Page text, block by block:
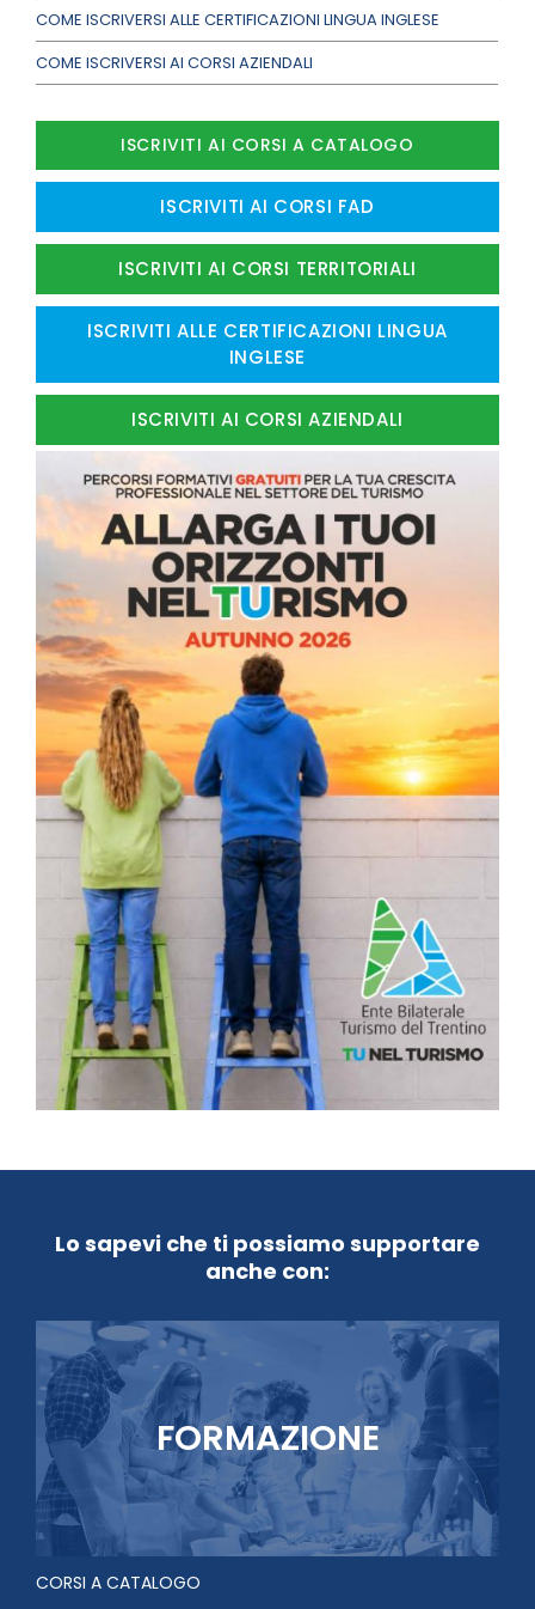
COME ISCRIVERSI ALLE CERTIFICAZIONI LINGUA INGLESE
COME ISCRIVERSI AI CORSI AZIENDALI
ISCRIVITI AI CORSI A CATALOGO
ISCRIVITI AI CORSI FAD
ISCRIVITI AI CORSI TERRITORIALI
ISCRIVITI ALLE CERTIFICAZIONI LINGUA
INGLESE
ISCRIVITI AI CORSI AZIENDALI
Lo sapevi che ti possiamo supportare
anche con:
FORMAZIONE
CORSI A CATALOGO